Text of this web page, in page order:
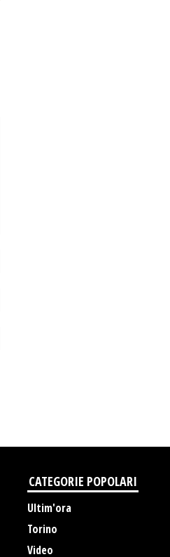
CATEGORIE POPOLARI
Ultim'ora
Torino
Video